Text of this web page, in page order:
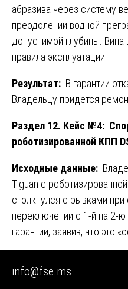
абразива через систему
преодолении водной
допустимой глубины.
правила эксплуатации.
Результат: В гарантии
Владельцу придется
Раздел 12. Кейс №4:
роботизированной КПП
Исходные данные:
Tiguan с
столкнулся с рывками при
переключении с 1-й на 2-
гарантии, заявив, что это
При
судебнойэкспертизы
info@fse.ms